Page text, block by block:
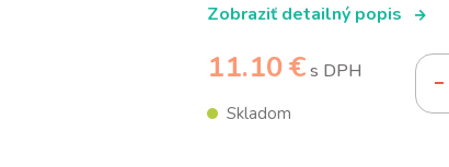
Zobraziť detailný popis
11.10 € s DPH
Skladom